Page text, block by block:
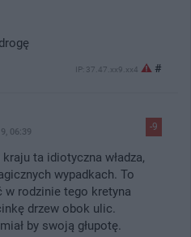
IP: 37.47.xx9.xx4 #
-9
06:39
ta idiotyczna władza,
wypadkach. To
w rodzinie tego kretyna
drzew obok ulic.
by swoją głupotę.